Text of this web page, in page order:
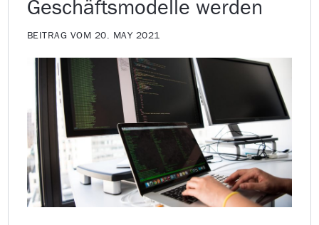
Geschäftsmodelle werden
BEITRAG VOM 20. MAY 2021